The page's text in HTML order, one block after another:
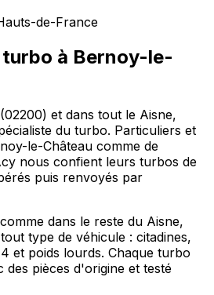
de-France
turbo à Bernoy-le-
et dans tout le Aisne,
du turbo. Particuliers et
le-Château comme de
nous confient leurs turbos de
puis renvoyés par
dans le reste du Aisne,
type de véhicule : citadines,
et poids lourds. Chaque turbo
des pièces d'origine et testé